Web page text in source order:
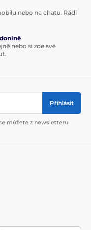
nebo na chatu. Rádi
nebo si zde své
Přihlásit
můžete z newsletteru